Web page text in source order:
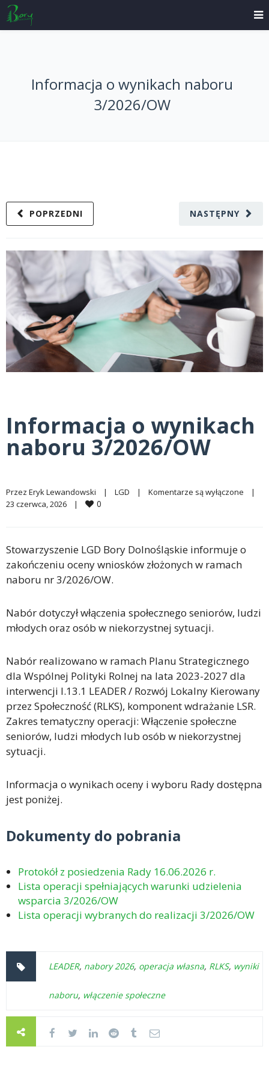
Informacja o wynikach naboru
3/2026/OW
NASTĘPNY
POPRZEDNI
Informacja o wynikach
naboru 3/2026/OW
Przez Eryk Lewandowski | LGD | Komentarze są wyłączone
|
23 czerwca, 2026
| 0
Stowarzyszenie LGD Bory Dolnośląskie informuje o
zakończeniu oceny wniosków złożonych w ramach
naboru nr 3/2026/OW.
Nabór dotyczył włączenia społecznego seniorów, ludzi
młodych oraz osób w niekorzystnej sytuacji.
Nabór realizowano w ramach Planu Strategicznego
dla Wspólnej Polityki Rolnej na lata 2023-2027 dla
interwencji I.13.1 LEADER / Rozwój Lokalny Kierowany
przez Społeczność (RLKS), komponent wdrażanie LSR.
Zakres tematyczny operacji: Włączenie społeczne
seniorów, ludzi młodych lub osób w niekorzystnej
sytuacji.
Informacja o wynikach oceny i wyboru Rady dostępna
jest poniżej.
Dokumenty do pobrania
Protokół z posiedzenia Rady 16.06.2026 r.
Lista operacji spełniających warunki udzielenia
wsparcia 3/2026/OW
Lista operacji wybranych do realizacji 3/2026/OW
LEADER, nabory 2026, operacja własna, RLKS, wyniki
naboru, włączenie społeczne